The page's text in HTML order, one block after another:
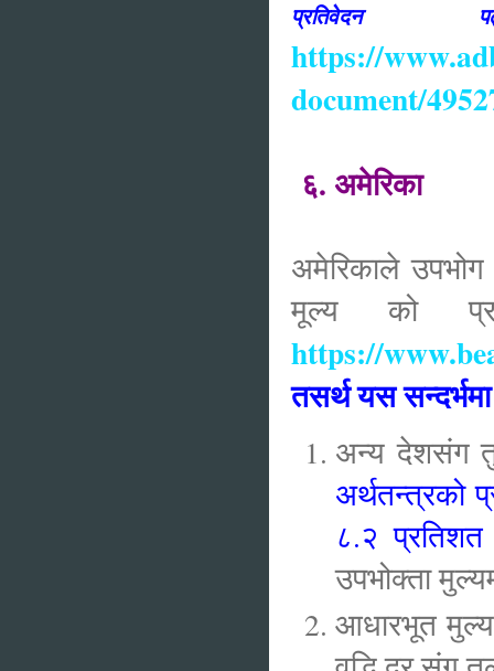
https://
document/
६. अमेरिका
अमेरिकाले
मूल्य को
https://
तसर्थ यस
अन्य देशसंग
अर्थतन्त्रको
८.२
उपभोक्ता
आधारभूत